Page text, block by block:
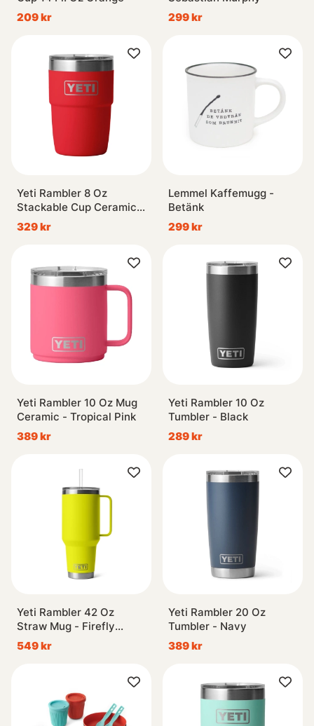
209 kr
299 kr
Yeti Rambler 8 Oz
Stackable Cup Ceramic -
Rescue Red
329 kr
Lemmel Kaffemugg -
Betänk
299 kr
Yeti Rambler 10 Oz Mug
Ceramic - Tropical Pink
389 kr
Yeti Rambler 10 Oz
Tumbler - Black
289 kr
Yeti Rambler 42 Oz
Straw Mug - Firefly
Yellow
549 kr
Yeti Rambler 20 Oz
Tumbler - Navy
389 kr